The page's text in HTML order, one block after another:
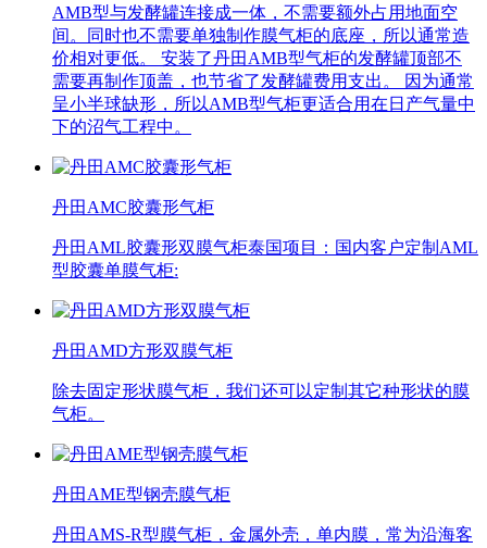
AMB型与发酵罐连接成一体，不需要额外占用地面空
间。同时也不需要单独制作膜气柜的底座，所以通常造
价相对更低。 安装了丹田AMB型气柜的发酵罐顶部不
需要再制作顶盖，也节省了发酵罐费用支出。 因为通常
呈小半球缺形，所以AMB型气柜更适合用在日产气量中
下的沼气工程中。
丹田AMC胶囊形气柜
丹田AML胶囊形双膜气柜泰国项目：国内客户定制AML
型胶囊单膜气柜:
丹田AMD方形双膜气柜
除去固定形状膜气柜，我们还可以定制其它种形状的膜
气柜。
丹田AME型钢壳膜气柜
丹田AMS-R型膜气柜，金属外壳，单内膜，常为沿海客